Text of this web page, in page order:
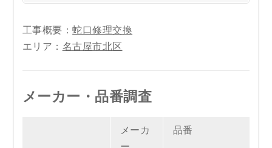
工事概要：蛇口修理交換
エリア： 名古屋市北区
メーカー・品番調査
メーカ
ー
品番